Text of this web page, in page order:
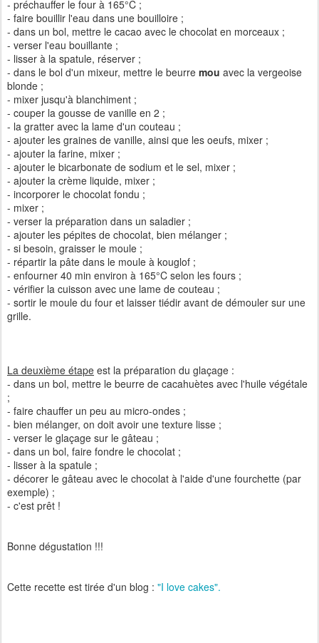
- préchauffer le four à 165°C ;
- faire bouillir l'eau dans une bouilloire ;
- dans un bol, mettre le cacao avec le chocolat en morceaux ;
- verser l'eau bouillante ;
- lisser à la spatule, réserver ;
- dans le bol d'un mixeur, mettre le beurre mou avec la vergeoise
blonde ;
- mixer jusqu'à blanchiment ;
- couper la gousse de vanille en 2 ;
- la gratter avec la lame d'un couteau ;
- ajouter les graines de vanille, ainsi que les oeufs, mixer ;
- ajouter la farine, mixer ;
- ajouter le bicarbonate de sodium et le sel, mixer ;
- ajouter la crème liquide, mixer ;
- incorporer le chocolat fondu ;
- mixer ;
- verser la préparation dans un saladier ;
- ajouter les pépites de chocolat, bien mélanger ;
- si besoin, graisser le moule ;
- répartir la pâte dans le moule à kouglof ;
- enfourner 40 min environ à 165°C selon les fours ;
- vérifier la cuisson avec une lame de couteau ;
- sortir le moule du four et laisser tiédir avant de démouler sur une
grille.
La deuxième étape est la préparation du glaçage :
- dans un bol, mettre le beurre de cacahuètes avec l'huile végétale
;
- faire chauffer un peu au micro-ondes ;
- bien mélanger, on doit avoir une texture lisse ;
- verser le glaçage sur le gâteau ;
- dans un bol, faire fondre le chocolat ;
- lisser à la spatule ;
- décorer le gâteau avec le chocolat à l'aide d'une fourchette (par
exemple) ;
- c'est prêt !
Bonne dégustation !!!
Cette recette est tirée d'un blog : "I love cakes".